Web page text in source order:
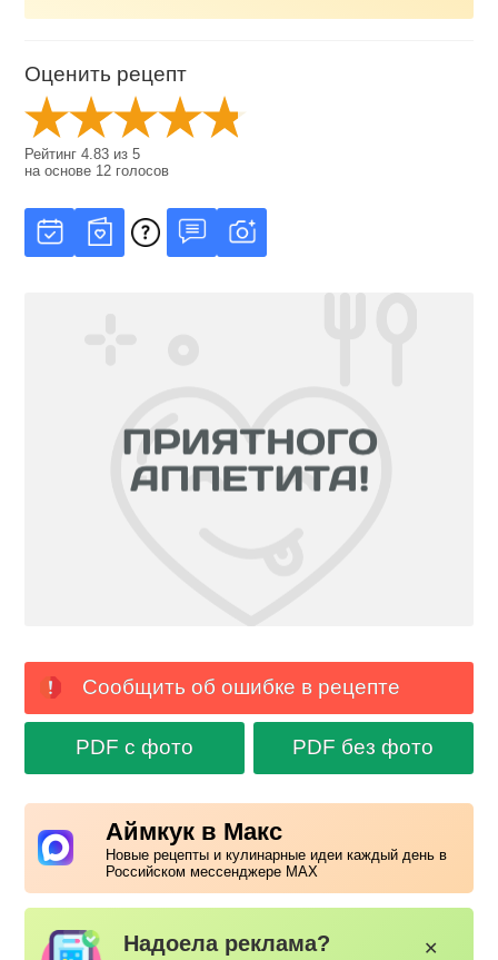
Оценить рецепт
Рейтинг4.83 из5
на основе 12 голосов
Сообщить об ошибке в рецепте
PDF с фото PDF без фото
Аймкук в Макс
Новые рецепты и кулинарные идеи каждый день в
Российском мессенджере MAX
Надоела реклама? ✕